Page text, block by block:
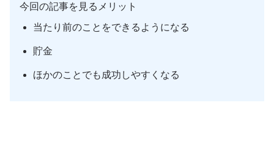
今回の記事を見るメリット
当たり前のことをできるようになる
貯金
ほかのことでも成功しやすくなる